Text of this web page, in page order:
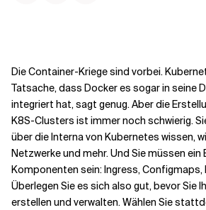
Die Container-Kriege sind vorbei.
Tatsache, dass Docker es sogar in seine
integriert hat, sagt genug. Aber die
K8S-Clusters ist immer noch schwierig.
über die Interna von Kubernetes wissen,
Netzwerke und mehr. Und Sie müssen ein
Komponenten sein: Ingress, Configmaps,
Überlegen Sie es sich also gut, bevor Sie
erstellen und verwalten. Wählen Sie